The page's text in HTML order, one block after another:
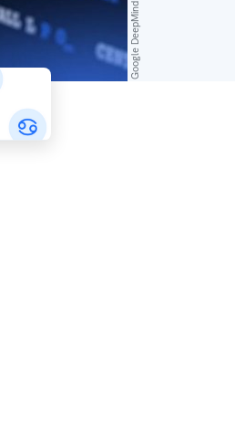
Google DeepMind